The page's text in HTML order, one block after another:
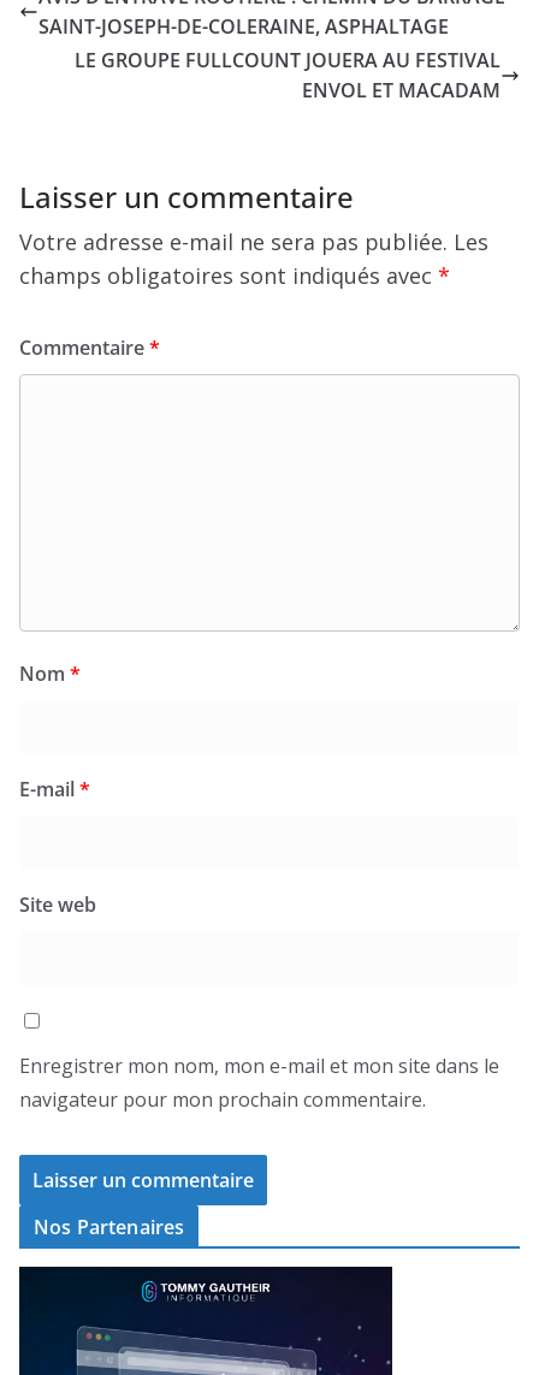
SAINT-JOSEPH-DE-COLERAINE, ASPHALTAGE
LE GROUPE FULLCOUNT JOUERA AU FESTIVAL
ENVOL ET MACADAM
Laisser un commentaire
Votre adresse e-mail ne sera pas publiée. Les
champs obligatoires sont indiqués avec *
Commentaire*
Nom *
E-mail*
Site web
Enregistrer mon nom, mon e-mail et mon site dans le
navigateur pour mon prochain commentaire.
Nos Partenaires